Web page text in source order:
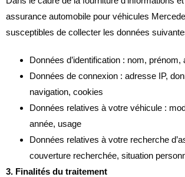
assurance automobile pour véhicules
susceptibles de collecter les données
Données d’identification : nom,
Données de connexion : adresse IP,
navigation, cookies
Données relatives à votre véhicule :
année, usage
Données relatives à votre recherche
couverture recherchée, situation
3. Finalités du traitement